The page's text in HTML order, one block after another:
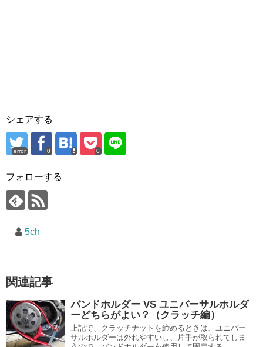
シェアする
error 0 0
フォローする
5ch
関連記事
バンドホルダー VS ユニバーサルホルダ
ーどちらがよい？（クラッチ編）
上記で、クラッチナットを締めるときは、ユニバー
サルホルダーは外れやすいし、片手が取られてしま